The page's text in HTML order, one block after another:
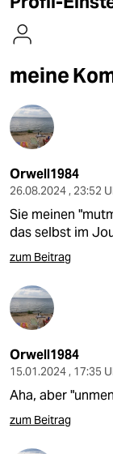
nord
wahrheit
verlag
verlag
veranstaltungen
shop
fragen & hilfe
unterstützen
abo
genossenschaft
epaper login
meine
Orwell1984
26.08.2024 , 23:52
Sie meinen
das selbst im
zum Beitrag
Orwell1984
15.01.2024 , 17:35
Aha, aber
zum Beitrag